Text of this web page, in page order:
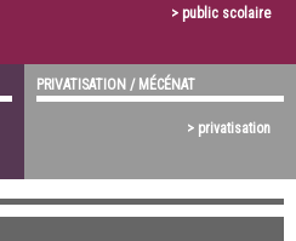
> public scolaire
PRIVATISATION / MÉCÉNAT
> privatisation